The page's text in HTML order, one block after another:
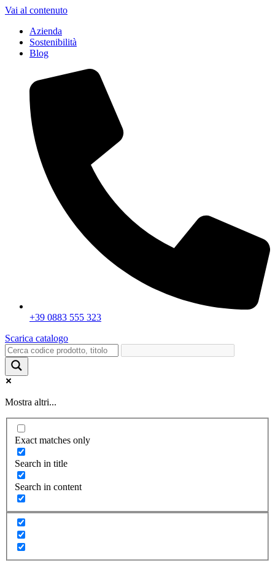
Vai al contenuto
Azienda
Sostenibilità
Blog
+39 0883 555 323
Scarica catalogo
Mostra altri...
Exact matches only
Search in title
Search in content